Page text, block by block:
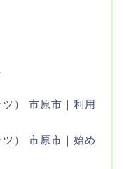
） 市原市｜利用
） 市原市｜始め